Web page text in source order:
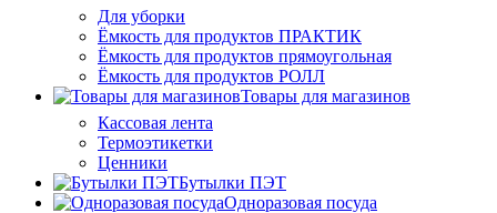
Для уборки
Ёмкость для продуктов ПРАКТИК
Ёмкость для продуктов прямоугольная
Ёмкость для продуктов РОЛЛ
Товары для магазинов
Кассовая лента
Термоэтикетки
Ценники
Бутылки ПЭТ
Одноразовая посуда